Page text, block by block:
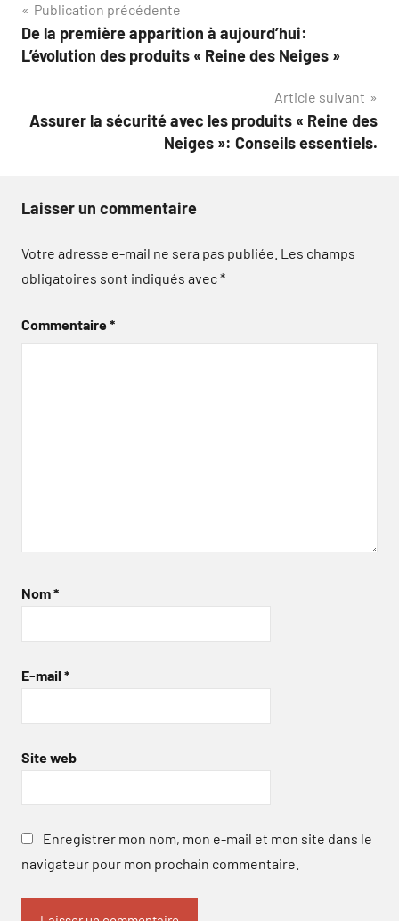
Navigation
de
Publication précédente
De la première apparition à aujourd’hui:
L’évolution des produits « Reine des Neiges »
Article suivant
Assurer la sécurité avec les produits « Reine des
Neiges »: Conseils essentiels.
Laisser un commentaire
Votre adresse e-mail ne sera pas publiée. Les champs
obligatoires sont indiqués avec*
Commentaire*
Nom*
E-mail *
Site web
Enregistrer mon nom, mon e-mail et mon site dans le
navigateur pour mon prochain commentaire.